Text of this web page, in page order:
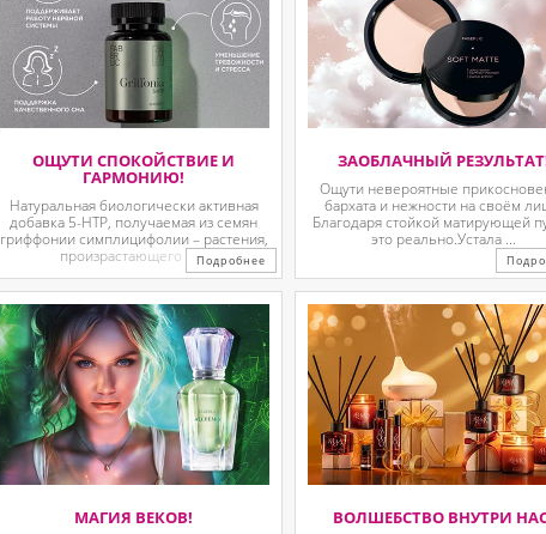
ОЩУТИ СПОКОЙСТВИЕ И
ГАРМОНИЮ!
Натуральная биологически активная
добавка 5-HTP, получаемая из семян
гриффонии симплицифолии – растения,
произрастающего в ...Подробнее
ЗАОБЛАЧНЫЙ
Ощути невероятные
бархата и нежности на своём
Благодаря стойкой матирующей
это реально.Устала ...
МАГИЯ ВЕКОВ! ВОЛШЕБСТВО ВНУТРИ